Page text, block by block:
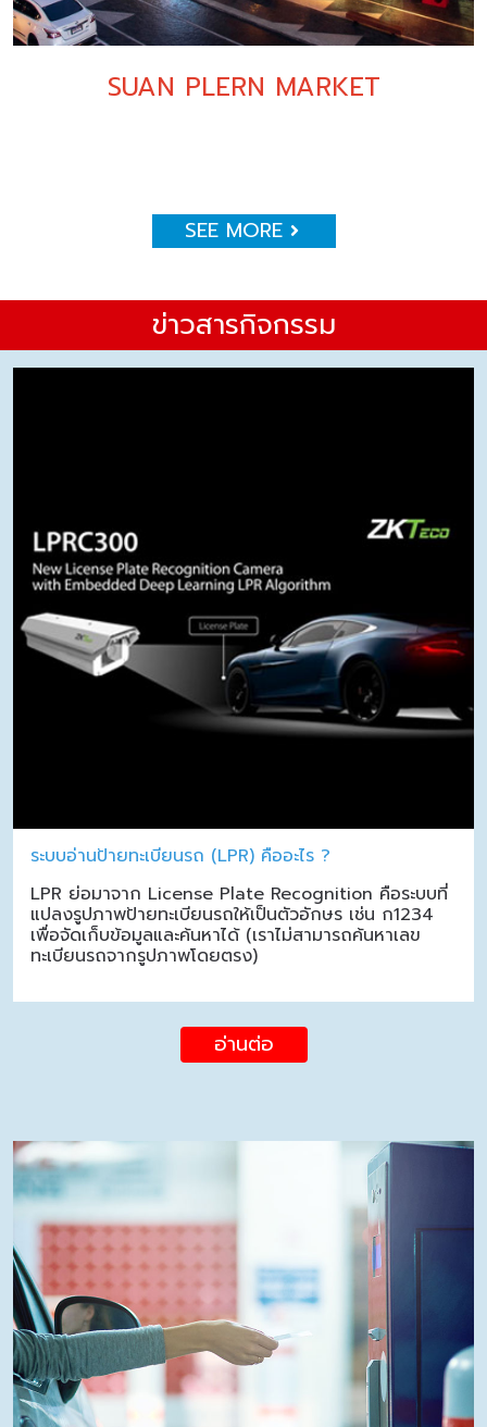
SUAN PLERN MARKET
SEE MORE
ข่าวสารกิจกรรม
ระบบอ่านป้ายทะเบียนรถ (LPR) คืออะไร ?
LPR ย่อมาจาก License Plate Recognition คือระบบที่
แปลงรูปภาพป้ายทะเบียนรถให้เป็นตัวอักษร เช่น ก1234
เพื่อจัดเก็บข้อมูลและค้นหาได้ (เราไม่สามารถค้นหาเลข
ทะเบียนรถจากรูปภาพโดยตรง)
อ่านต่อ